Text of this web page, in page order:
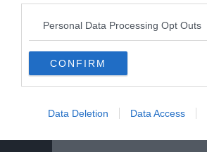
Personal Data Processing Opt Outs
CONFIRM
Data Deletion Data Access